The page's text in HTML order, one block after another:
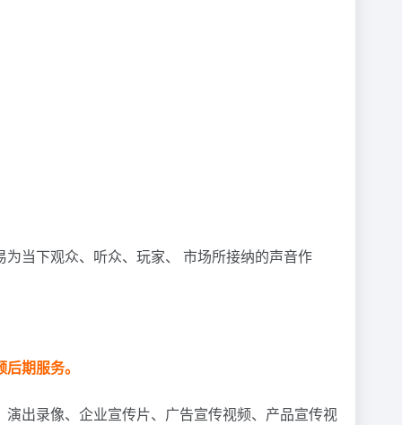
当下观众、听众、玩家、 市场所接纳的声音作
期服务。
出录像、企业宣传片、广告宣传视频、产品宣传视